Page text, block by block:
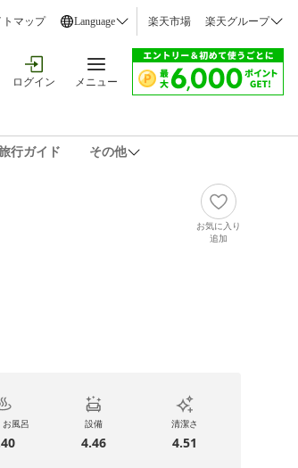
トマップ Language 楽天市場 楽天グループ
ログイン メニュー
行ガイド その他
お気に入り
追加
風呂 設備
4.46
清潔さ
4.51